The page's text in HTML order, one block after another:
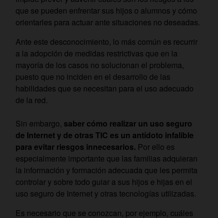
que se pueden enfrentar sus hijos o alumnos y cómo
orientarles para actuar ante situaciones no deseadas.
Ante este desconocimiento, lo más común es recurrir
a la adopción de medidas restrictivas que en la
mayoría de los casos no solucionan el problema,
puesto que no inciden en el desarrollo de las
habilidades que se necesitan para el uso adecuado
de la red.
Sin embargo, saber cómo realizar un uso seguro
de Internet y de otras TIC es un antídoto infalible
para evitar riesgos innecesarios. Por ello es
especialmente importante que las familias adquieran
la información y formación adecuada que les permita
controlar y sobre todo guiar a sus hijos e hijas en el
uso seguro de Internet y otras tecnologías utilizadas.
Es necesario que se conozcan, por ejemplo, cuáles